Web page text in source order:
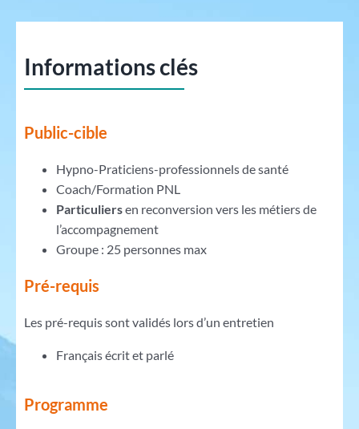
Informations clés
Public-cible
Hypno-Praticiens-professionnels de santé
Coach/Formation PNL
Particuliersen reconversion vers les métiers de
l’accompagnement
Groupe : 25 personnes max
Pré-requis
Les pré-requis sont validés lors d’un entretien
Français écrit et parlé
Programme